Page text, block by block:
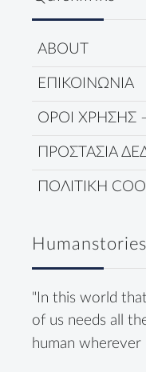
ABOUT
ΕΠΙΚΟΙΝΩΝΙΑ
ΟΡΟΙ ΧΡΗΣΗΣ
ΠΡΟΣΤΑΣΙΑ
ΠΟΛΙΤΙΚΗ
Humanstories
"In this world
of us needs all
human wherever